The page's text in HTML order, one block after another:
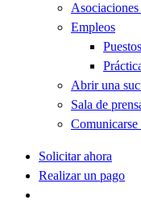
Empleos
Abrir una
Sala de
Solicitar ahora
Realizar un pago